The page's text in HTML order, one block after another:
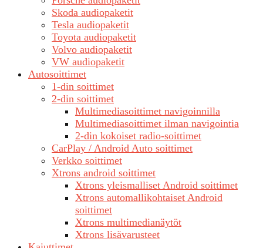
Skoda audiopaketit
Tesla audiopaketit
Toyota audiopaketit
Volvo audiopaketit
VW audiopaketit
Autosoittimet
1-din soittimet
2-din soittimet
Multimediasoittimet navigoinnilla
Multimediasoittimet ilman navigointia
2-din kokoiset radio-soittimet
CarPlay / Android Auto soittimet
Verkko soittimet
Xtrons android soittimet
Xtrons yleismalliset Android soittimet
Xtrons automallikohtaiset Android
soittimet
Xtrons multimedianäytöt
Xtrons lisävarusteet